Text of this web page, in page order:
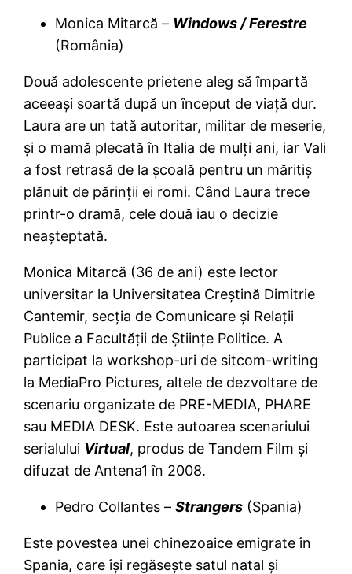
Monica Mitarcă – Windows / Ferestre
(România)
Două adolescente prietene aleg să împartă
aceeaşi soartă după un început de viaţă dur.
Laura are un tată autoritar, militar de meserie,
şi o mamă plecată în Italia de mulţi ani, iar Vali
a fost retrasă de la şcoală pentru un măritiş
plănuit de părinţii ei romi. Când Laura trece
printr-o dramă, cele două iau o decizie
neaşteptată.
Monica Mitarcă (36 de ani) este lector
universitar la Universitatea Creştină Dimitrie
Cantemir, secţia de Comunicare şi Relaţii
Publice a Facultăţii de Ştiinţe Politice. A
participat la workshop-uri de sitcom-writing
la MediaPro Pictures, altele de dezvoltare de
scenariu organizate de PRE-MEDIA, PHARE
sau MEDIA DESK. Este autoarea scenariului
serialului Virtual, produs de Tandem Film şi
difuzat de Antena1 în 2008.
Pedro Collantes –Strangers (Spania)
Este povestea unei chinezoaice emigrate în
Spania, care îşi regăseşte satul natal şi